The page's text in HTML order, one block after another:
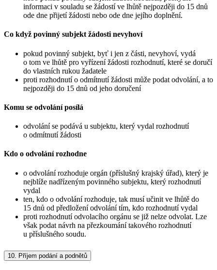
informaci v souladu se žádostí ve lhůtě nejpozději do 15 dnů
ode dne přijetí žádosti nebo ode dne jejího doplnění.
Co když povinný subjekt žádosti nevyhoví
pokud povinný subjekt, byť i jen z části, nevyhoví, vydá
o tom ve lhůtě pro vyřízení žádosti rozhodnutí, které se doručí
do vlastních rukou žadatele
proti rozhodnutí o odmítnutí žádosti může podat odvolání, a to
nejpozději do 15 dnů od jeho doručení
Komu se odvolání posílá
odvolání se podává u subjektu, který vydal rozhodnutí
o odmítnutí žádosti
Kdo o odvolání rozhodne
o odvolání rozhoduje orgán (příslušný krajský úřad), který je
nejblíže nadřízeným povinného subjektu, který rozhodnutí
vydal
ten, kdo o odvolání rozhoduje, tak musí učinit ve lhůtě do
15 dnů od předložení odvolání tím, kdo rozhodnutí vydal
proti rozhodnutí odvolacího orgánu se již nelze odvolat. Lze
však podat návrh na přezkoumání takového rozhodnutí
u příslušného soudu.
10. Příjem podání a podnětů